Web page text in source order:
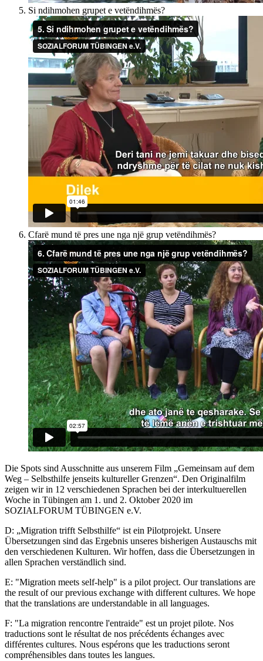
Si ndihmohen grupet e vetëndihmës?
Cfarë mund të pres une nga një grup vetëndihmës?
Die Spots sind Ausschnitte aus unserem Film „Gemeinsam auf dem
Weg – Selbsthilfe jenseits kultureller Grenzen“. Den Originalfilm
zeigen wir in 12 verschiedenen Sprachen bei der interkultuerellen
Woche in Tübingen am 1. und 2. Oktober 2020 im
SOZIALFORUM TÜBINGEN e.V.
D: „Migration trifft Selbsthilfe“ ist ein Pilotprojekt. Unsere
Übersetzungen sind das Ergebnis unseres bisherigen Austauschs mit
den verschiedenen Kulturen. Wir hoffen, dass die Übersetzungen in
allen Sprachen verständlich sind.
E: "Migration meets self-help" is a pilot project. Our translations are
the result of our previous exchange with different cultures. We hope
that the translations are understandable in all languages.
F: "La migration rencontre l'entraide" est un projet pilote. Nos
traductions sont le résultat de nos précédents échanges avec
différentes cultures. Nous espérons que les traductions seront
compréhensibles dans toutes les langues.